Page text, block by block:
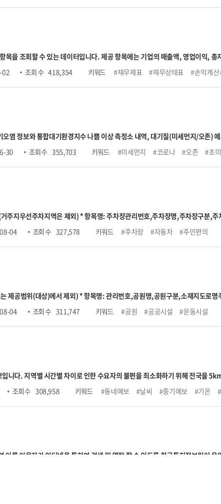
매출액, 영업이익, 총자산, 총부채, 자본금 등 요약 재무정보뿐 아
를 연계받아 수집 후 개방하고 있습니다. 금융위원회에서 제공하는 모든 서
데이터는 차주 월요일에 제공됩니다. (월요일이 공휴일인 경우, 다음 영업일에
02 조회 수 418,354 키워드 #재무제표 #재무상태표 #손익계산
염 정보와 통합대기환경지수 나쁨 이상 측정소 내역, 대기질(미세먼지/오존)
측정소 목록조회, 시도별 실시간 측정정보조회, 대기질 예보통보 조회, 초미세
OpenAPI 기술문서" 내 신청 가이드 참고
30 조회 수 355,703 키워드 #미세먼지 #코로나 #오존 #초
주지우선주차지역은 제외) * 항목명: 주차장관리번호,주차장명,주차장구분,
영종료시각,토요일운영시작시각,토요일운영종료시각,공휴일운영시작시각,
주차권요금,월정기권요금,결제방법,특기사항,관리기관명,전화번호,위도,경
04 조회 수 327,578 키워드 #주차장 #자동차 #주민편의
제공범위(대상)에서 제외) * 항목명: 관리번호,공원명,공원구분,소재지도로
원보유시설(교양시설),공원보유시설(기타시설),지정고시일,관리기관명,전화
04 조회 수 311,747 키워드 #공원 #공공시설 #운동시설
니다. 지역별 시간별 차이로 인한 수요자의 불편을 최소화하기 위해 전국을
상태는 맑음(1), 구름많음(3), 흐림(4)으로 구분되어 제공됩니다. (기존 구름조
, 강수량/신적설 포함) 및 예보 기간 확장(글피 추가)된 자료를 제공하고 있습니
발표기준 그글피 예보제공하고 있습니다.- 연장기간인 (02·05·08·11·14시
는 정성정보(코드값)를 제공합니다.
조회 수 308,958 키워드 #동네예보 #날씨 #중기예보 #기온
를 이용자가 인터넷을 통하여 검색 및 열람 할 수 있도록 한국특허정보원이 운